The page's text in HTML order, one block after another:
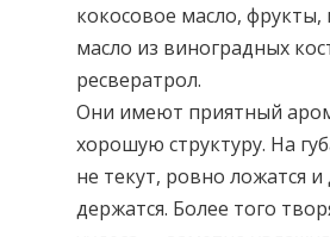
кокосовое масло,
масло из виноградных
ресвератрол.
Они имеют приятный
хорошую структуру. На
не текут, ровно ложатся и
держатся. Более того